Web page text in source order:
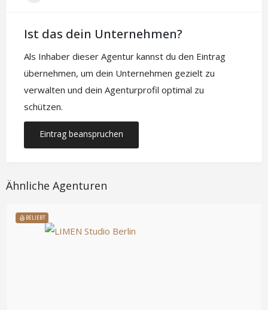
Ist das dein Unternehmen?
Als Inhaber dieser Agentur kannst du den Eintrag
übernehmen, um dein Unternehmen gezielt zu
verwalten und dein Agenturprofil optimal zu
schützen.
Eintrag beanspruchen
Ähnliche Agenturen
BELIEBT